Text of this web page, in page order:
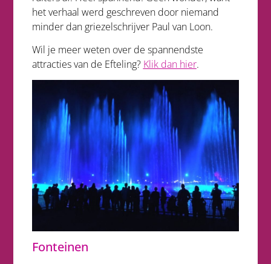
het verhaal werd geschreven door niemand
minder dan griezelschrijver Paul van Loon.
Wil je meer weten over de spannendste
attracties van de Efteling? Klik dan hier.
Fonteinen